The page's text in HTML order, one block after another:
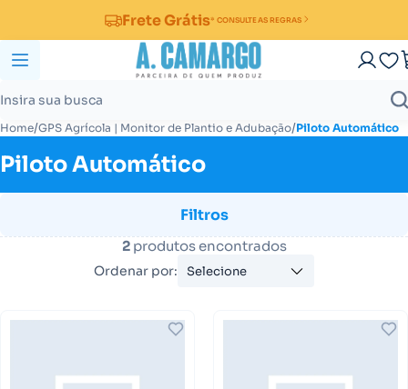
Frete Grátis* CONSULTE AS REGRAS
Home/GPS Agrícola | Monitor de Plantio e Adubação/Piloto Automático
Piloto Automático
Filtros
2produtos encontrados
Ordenar por: Selecione